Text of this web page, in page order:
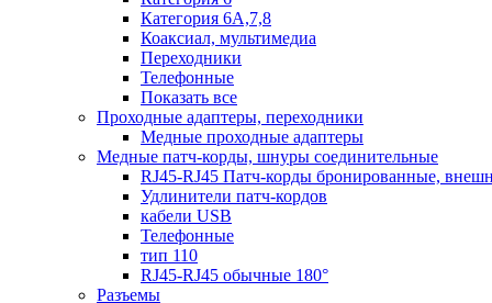
Категория 6А,7,8
Коаксиал, мультимедиа
Переходники
Телефонные
Показать все
Проходные адаптеры, переходники
Медные проходные адаптеры
Медные патч-корды, шнуры соединительные
RJ45-RJ45 Патч-корды бронированные,
Удлинители патч-кордов
кабели USB
Телефонные
тип 110
RJ45-RJ45 обычные 180°
Разъемы